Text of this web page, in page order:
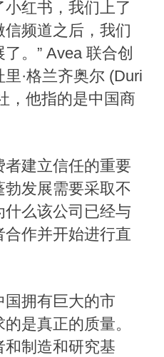
红书，我们上了
频道之后，我们
。” Avea 联合创
·格兰齐奥尔 (Duri
，他指的是中国商
建立信任的重要
发展需要采取不
什么该公司已经与
作并开始进行直
拥有巨大的市
是真正的质量。
制造和研究基